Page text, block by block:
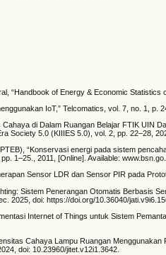
“Handbook of Energy & Economic Statistics
IoT,” Telcomatics, vol. 7, no. 1, p.
di Dalam Ruangan Belajar FTIK UIN
Society 5.0 (KIIIES 5.0), vol. 2, pp. 22–28,
“Konservasi energi pada sistem
1–25., 2011, [Online]. Available:
Sensor LDR dan Sensor PIR pada
Sistem Penerangan Otomatis Berbasis
2025, doi: https://doi.org/10.36040/
Internet of Things untuk Sistem
Cahaya Lampu Ruangan
doi: 10.23960/jitet.v12i1.3642.